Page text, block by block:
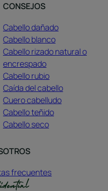
CONSEJOS
Cabello dañado
Cabello blanco
Cabello rizado natural o
encrespado
Cabello rubio
Caída del cabello
Cuero cabelludo
Cabello teñido
Cabello seco
frecuentes